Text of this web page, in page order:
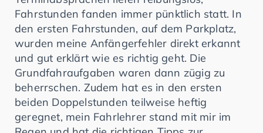
Fahrstunden fanden immer pünktlich statt. In
den ersten Fahrstunden, auf dem Parkplatz,
wurden meine Anfängerfehler direkt erkannt
und gut erklärt wie es richtig geht. Die
Grundfahraufgaben waren dann zügig zu
beherrschen. Zudem hat es in den ersten
beiden Doppelstunden teilweise heftig
geregnet, mein Fahrlehrer stand mit mir im